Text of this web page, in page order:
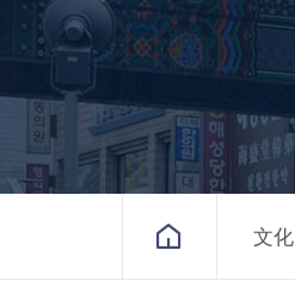
文化